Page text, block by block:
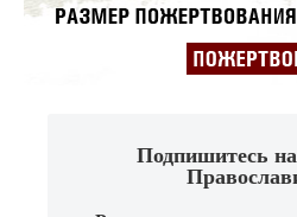
Подпишитесь